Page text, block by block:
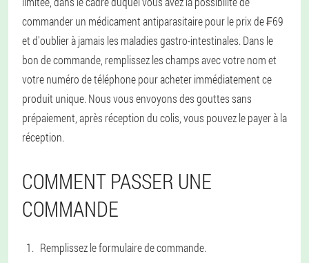
commander un médicament antiparasitaire pour le prix de ₣69
et d'oublier à jamais les maladies gastro-intestinales. Dans le
bon de commande, remplissez les champs avec votre nom et
votre numéro de téléphone pour acheter immédiatement ce
produit unique. Nous vous envoyons des gouttes sans
prépaiement, après réception du colis, vous pouvez le payer à la
réception.
COMMENT PASSER UNE
COMMANDE
Remplissez le formulaire de commande.